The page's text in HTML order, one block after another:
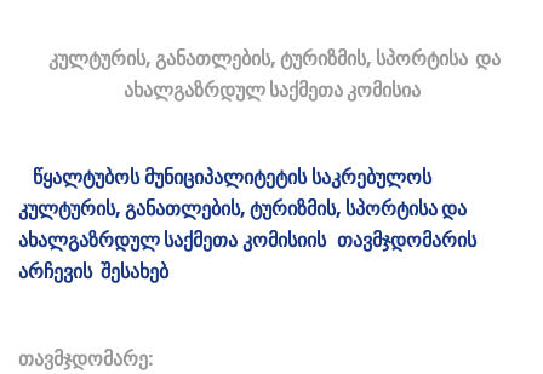
კულტურის, განათლების, ტურიზმის, სპორტისა და
ახალგაზრდულ საქმეთა კომისია
წყალტუბოსმუნიციპალიტეტის საკრებულოს
კულტურის, განათლების, ტურიზმის, სპორტისა და
ახალგაზრდულ საქმეთაკომისიის თავმჯდომარის
არჩევის შესახებ
თავმჯდომარე: